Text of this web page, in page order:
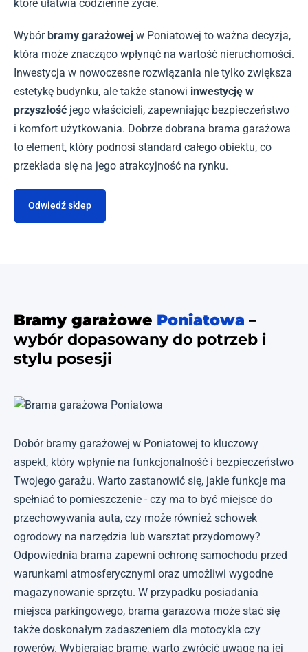
które ułatwia codzienne życie.
Wybórbramy garażowej w Poniatowej to ważna decyzja,
która może znacząco wpłynąć na wartość nieruchomości.
Inwestycja w nowoczesne rozwiązania nie tylko zwiększa
estetykę budynku, ale także stanowi inwestycję w
przyszłość jego właścicieli, zapewniając bezpieczeństwo
i komfort użytkowania. Dobrze dobrana brama garażowa
to element, który podnosi standard całego obiektu, co
przekłada się na jego atrakcyjność na rynku.
Odwiedź sklep
Bramy garażowe Poniatowa –
wybór dopasowany do potrzeb i
stylu posesji
Dobór bramy garażowej w Poniatowej to kluczowy
aspekt, który wpłynie na funkcjonalność i bezpieczeństwo
Twojego garażu. Warto zastanowić się, jakie funkcje ma
spełniać to pomieszczenie - czy ma to być miejsce do
przechowywania auta, czy może również schowek
ogrodowy na narzędzia lub warsztat przydomowy?
Odpowiednia brama zapewni ochronę samochodu przed
warunkami atmosferycznymi oraz umożliwi wygodne
magazynowanie sprzętu. W przypadku posiadania
miejsca parkingowego, brama garazowa może stać się
także doskonałym zadaszeniem dla motocykla czy
rowerów. Wybierając bramę, warto zwrócić uwagę na jej